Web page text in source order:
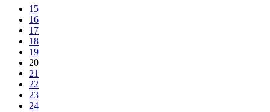
15
16
17
18
19
20
21
22
23
24